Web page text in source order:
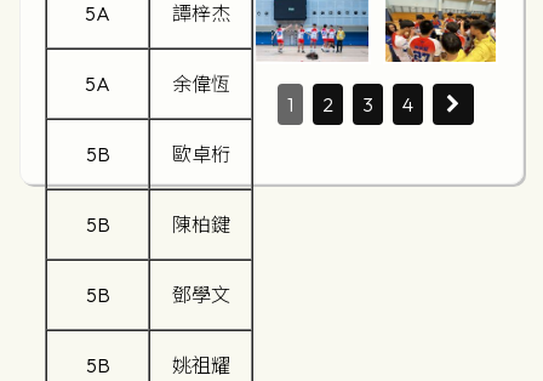
5A 譚梓杰
5A 余偉恆
5B 歐卓桁
5B 陳柏鍵
5B 鄧學文
5B 姚祖耀
1 2 3 4